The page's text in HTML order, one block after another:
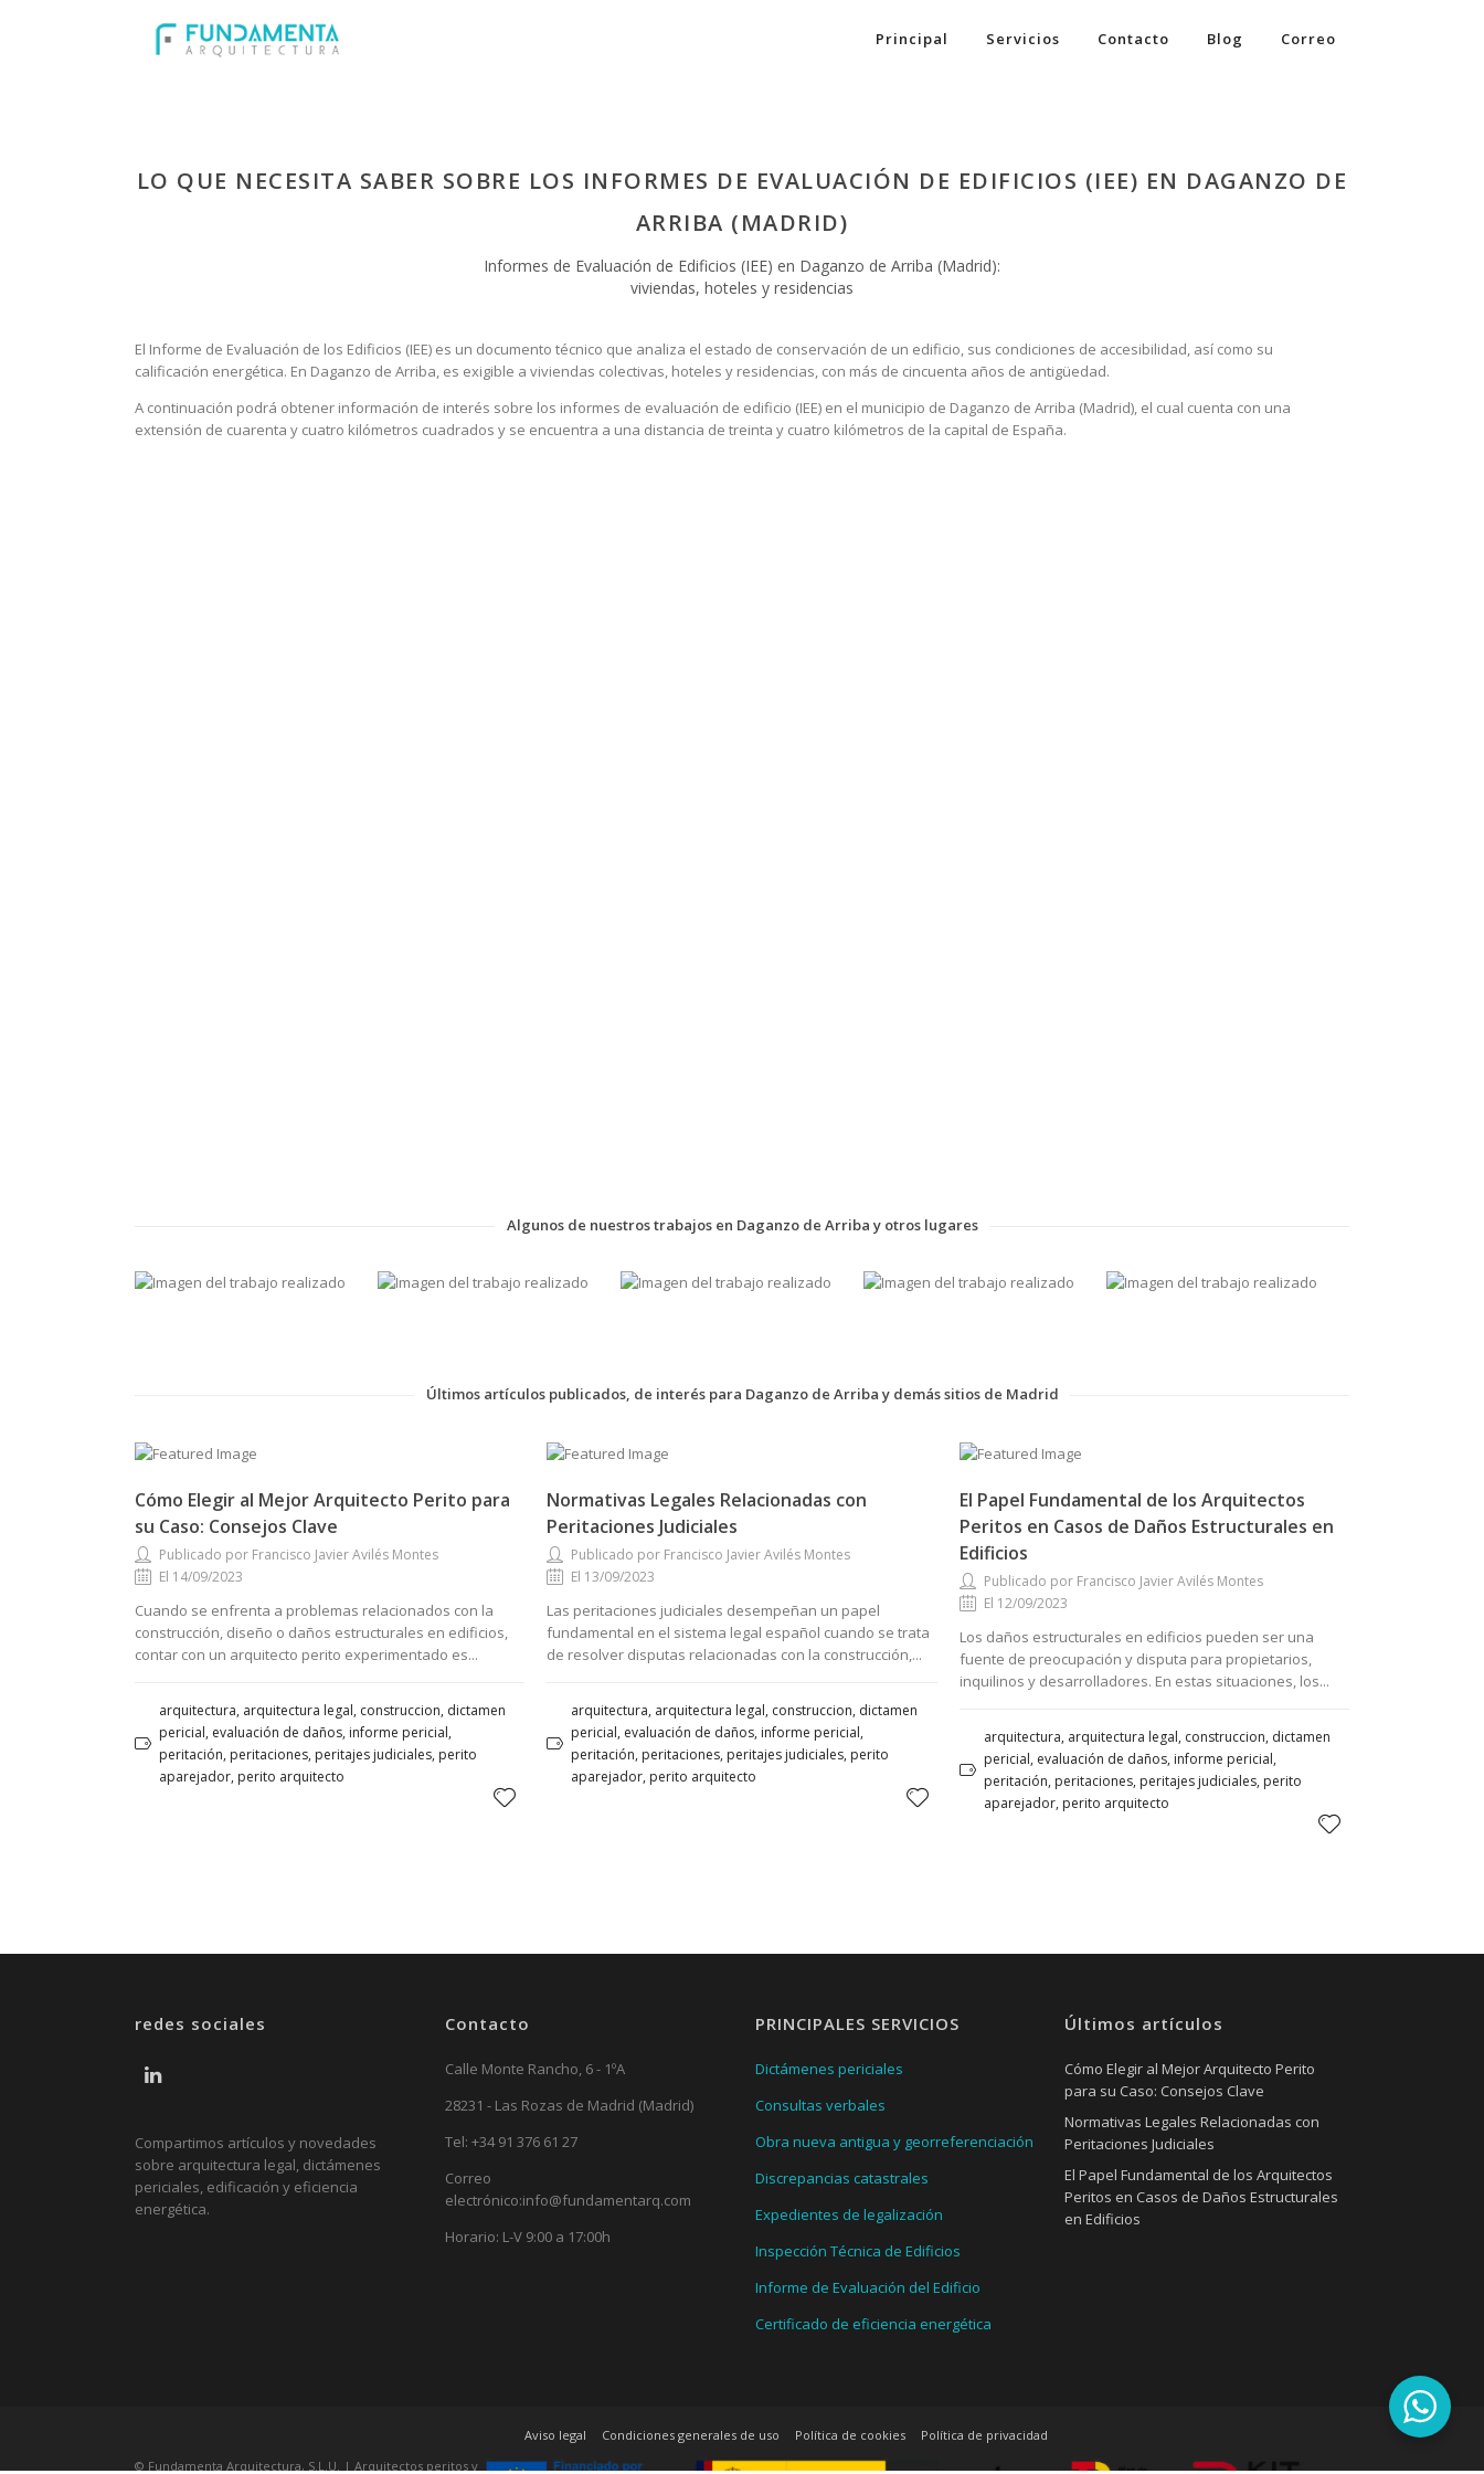
Principal Servicios Contacto Blog Correo
LO QUE NECESITA SABER SOBRE LOS INFORMES DE EVALUACIÓN DE EDIFICIOS (IEE) EN DAGANZO DE
ARRIBA (MADRID)
Informes de Evaluación de Edificios (IEE) en Daganzo de Arriba (Madrid):
viviendas, hoteles y residencias
El Informe de Evaluación de los Edificios (IEE) es un documento técnico que analiza el estado de conservación de un edificio, sus condiciones de accesibilidad, así como su
calificación energética. En Daganzo de Arriba, es exigible a viviendas colectivas, hoteles y residencias, con más de cincuenta años de antigüedad.
A continuación podrá obtener información de interés sobre los informes de evaluación de edificio (IEE) en el municipio de Daganzo de Arriba (Madrid), el cual cuenta con una
extensión de cuarenta y cuatro kilómetros cuadrados y se encuentra a una distancia de treinta y cuatro kilómetros de la capital de España.
Algunos de nuestros trabajos en Daganzo de Arriba y otros lugares
Últimos artículos publicados, de interés para Daganzo de Arriba y demás sitios de Madrid
Cómo Elegir al Mejor Arquitecto Perito para
su Caso: Consejos Clave
Publicado por Francisco Javier Avilés Montes
El 14/09/2023
Cuando se enfrenta a problemas relacionados con la
construcción, diseño o daños estructurales en edificios,
contar con un arquitecto perito experimentado es...
arquitectura, arquitectura legal, construccion, dictamen
pericial, evaluación de daños, informe pericial,
peritación, peritaciones, peritajes judiciales, perito
aparejador, perito arquitecto
Normativas Legales Relacionadas con
Peritaciones Judiciales
Publicado por Francisco Javier Avilés Montes
El 13/09/2023
Las peritaciones judiciales desempeñan un papel
fundamental en el sistema legal español cuando se trata
de resolver disputas relacionadas con la construcción,...
arquitectura, arquitectura legal, construccion, dictamen
pericial, evaluación de daños, informe pericial,
peritación, peritaciones, peritajes judiciales, perito
aparejador, perito arquitecto
El Papel Fundamental de los Arquitectos
Peritos en Casos de Daños Estructurales en
Edificios
Publicado por Francisco Javier Avilés Montes
El 12/09/2023
Los daños estructurales en edificios pueden ser una
fuente de preocupación y disputa para propietarios,
inquilinos y desarrolladores. En estas situaciones, los...
arquitectura, arquitectura legal, construccion, dictamen
pericial, evaluación de daños, informe pericial,
peritación, peritaciones, peritajes judiciales, perito
aparejador, perito arquitecto
redes sociales
Compartimos artículos y novedades
sobre arquitectura legal, dictámenes
periciales, edificación y eficiencia
energética.
Contacto
Calle Monte Rancho, 6 - 1ºA
28231 - Las Rozas de Madrid (Madrid)
Tel: +34 91 376 61 27
Correo
electrónico:info@fundamentarq.com
Horario: L-V 9:00 a 17:00h
PRINCIPALES SERVICIOS
Dictámenes periciales
Consultas verbales
Obra nueva antigua y georreferenciación
Discrepancias catastrales
Expedientes de legalización
Inspección Técnica de Edificios
Informe de Evaluación del Edificio
Certificado de eficiencia energética
Últimos artículos
Cómo Elegir al Mejor Arquitecto Perito
para su Caso: Consejos Clave
Normativas Legales Relacionadas con
Peritaciones Judiciales
El Papel Fundamental de los Arquitectos
Peritos en Casos de Daños Estructurales
en Edificios
© Fundamenta Arquitectura, S.L.U. | Arquitectos peritos y
Aviso legal Condiciones generales de uso Política de cookies Política de privacidad